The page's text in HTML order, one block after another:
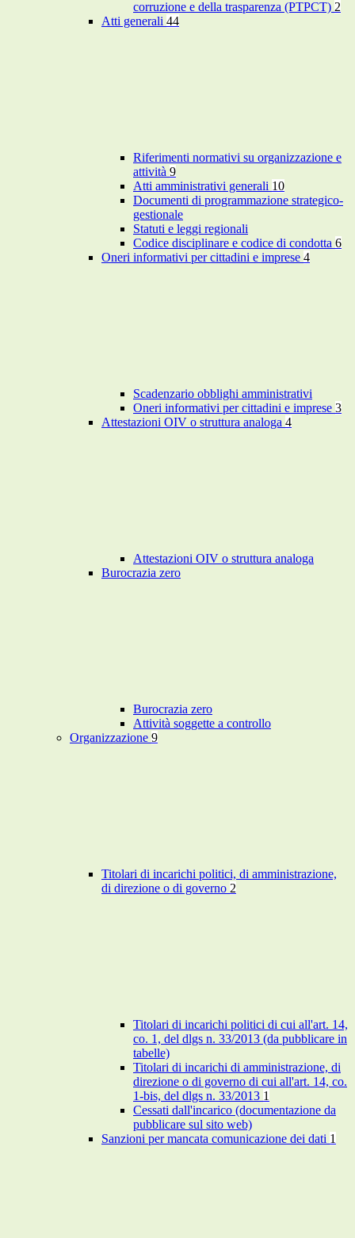
corruzione e della trasparenza (PTPCT) 2
Atti generali 44
Riferimenti normativi su organizzazione e
attività 9
Atti amministrativi generali 10
Documenti di programmazione strategico-
gestionale
Statuti e leggi regionali
Codice disciplinare e codice di condotta 6
Oneri informativi per cittadini e imprese 4
Scadenzario obblighi amministrativi
Oneri informativi per cittadini e imprese 3
Attestazioni OIV o struttura analoga 4
Attestazioni OIV o struttura analoga
Burocrazia zero
Burocrazia zero
Attività soggette a controllo
Organizzazione 9
Titolari di incarichi politici, di amministrazione,
di direzione o di governo 2
Titolari di incarichi politici di cui all'art. 14,
co. 1, del dlgs n. 33/2013 (da pubblicare in
tabelle)
Titolari di incarichi di amministrazione, di
direzione o di governo di cui all'art. 14, co.
1-bis, del dlgs n. 33/2013 1
Cessati dall'incarico (documentazione da
pubblicare sul sito web)
Sanzioni per mancata comunicazione dei dati 1